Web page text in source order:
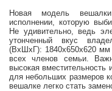
Новая модель
исполнении, которую
Не удивительно, ведь
утонченный вкус
(ВхШхГ): 1840х650х620
всех членов семьи.
высокая вместительность
для небольших размеров
вешалке легко стать